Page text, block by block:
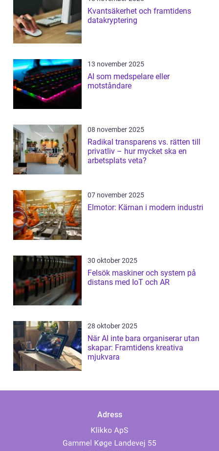
Kvantsäkerhet och framtidens
datakryptering
13 november 2025
AI som medspelare eller
motståndare
08 november 2025
Radikal transparens vs. rätten till
privatliv – hur mycket ska en
arbetsplats veta?
07 november 2025
Elmotor: Kärnan i modern industri
30 oktober 2025
Felsök maskiner och system på
distans med IoT och AR
28 oktober 2025
När AI inte bara organiserar utan
skapar: Framtidens kreativa
mjukvara
Adress